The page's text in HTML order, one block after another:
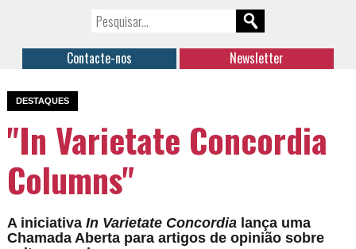
Contacte-nos Newsletter
DESTAQUES
"In Varietate Concordia
Columns"
A iniciativaIn Varietate Concordia lança uma
Chamada Aberta para artigos de opinião sobre